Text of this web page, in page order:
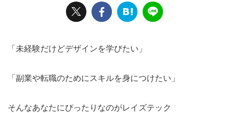
「未経験だけどデザインを学びたい」
「副業や転職のためにスキルを身につけたい」
そんなあなたにぴったりなのがレイズテック